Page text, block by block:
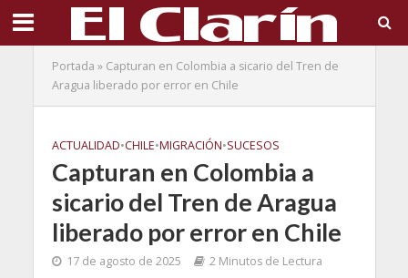
Portada » Capturan en Colombia a sicario del Tren de
Aragua liberado por error en Chile
ACTUALIDAD•CHILE•MIGRACIÓN•SUCESOS
Capturan en Colombia a
sicario del Tren de Aragua
liberado por error en Chile
17 de agosto de 2025 2 Minutos de Lectura